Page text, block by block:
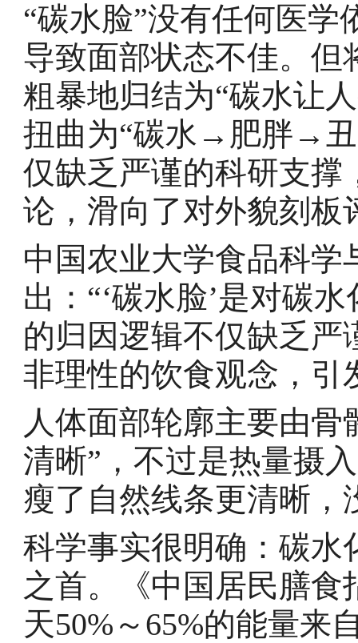
“碳水脸”没有任何医
导致面部状态不佳。但
粗暴地归结为“碳水让
扭曲为“碳水→肥胖→
仅缺乏严谨的科研支撑
论，滑向了对外貌刻板
中国农业大学食品科
出：“‘碳水脸’是对碳
的归因逻辑不仅缺乏
非理性的饮食观念，引
人体面部轮廓主要由
清晰”，不过是热量摄
瘦了自然线条更清晰，
科学事实很明确：碳水
之首。《中国居民膳食
天50%～65%的能量来